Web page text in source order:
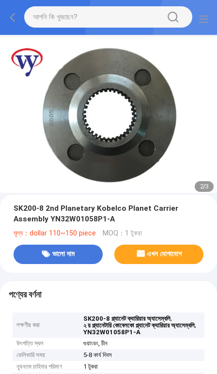
2/3
SK200-8 2nd Planetary Kobelco Planet Carrier
Assembly YN32W01058P1-A
মূল্য：dollar 110~150 piece MOQ：1 টুকরা
ভালো দাম এখন যোগাযোগ
পণ্যের বর্ণনা
লক্ষণীয় করা
SK200-8 প্ল্যানেট ক্যারিয়ার অ্যাসেম্বলি,
২ য় প্ল্যানেটারি কোবেলকো প্ল্যানেট ক্যারিয়ার অ্যাসেম্বলি,
YN32W01058P1-A
উৎপত্তি স্থল
গুয়াংডং, চীন
ডেলিভারি সময়
5-8 কার্য দিবস
ন্যূনতম চাহিদার পরিমাণ
1 টুকরা